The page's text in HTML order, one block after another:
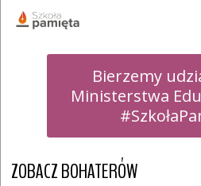
Bierzemy
ZOBACZ BOHATERÓW